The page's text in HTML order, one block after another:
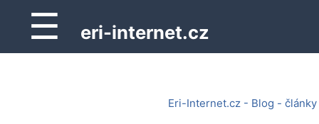
☰ eri-internet.cz
Eri-Internet.cz - Blog - články